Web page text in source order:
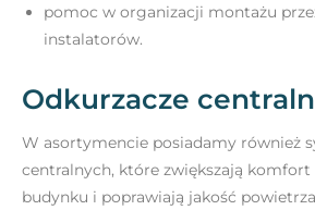
pomoc w organizacji montażu
instalatorów.
Odkurzacze
W asortymencie posiadamy również
centralnych, które zwiększają
budynku i poprawiają jakość